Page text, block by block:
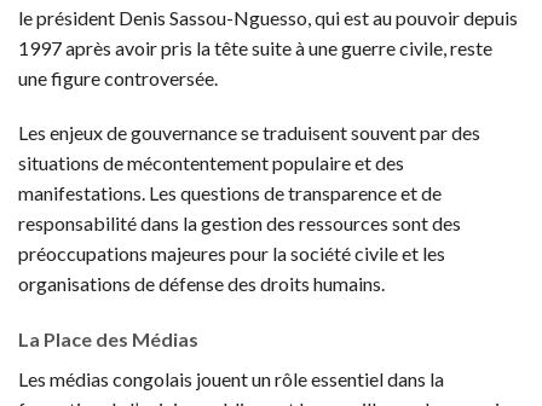
le président Denis Sassou-Nguesso, qui est au pouvoir depuis
1997 après avoir pris la tête suite à une guerre civile, reste
une figure controversée.
Les enjeux de gouvernance se traduisent souvent par des
situations de mécontentement populaire et des
manifestations. Les questions de transparence et de
responsabilité dans la gestion des ressources sont des
préoccupations majeures pour la société civile et les
organisations de défense des droits humains.
La Place des Médias
Les médias congolais jouent un rôle essentiel dans la